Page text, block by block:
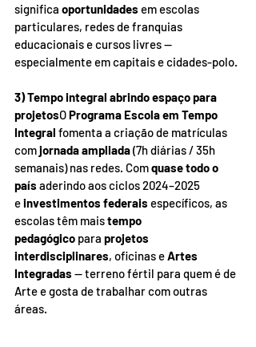
significa oportunidades em escolas
particulares, redes de franquias
educacionais e cursos livres —
especialmente em capitais e cidades-polo.
3) Tempo integral abrindo espaço para
projetosO Programa Escola em Tempo
Integral fomenta a criação de matrículas
com jornada ampliada (7h diárias / 35h
semanais) nas redes. Com quase todo o
país aderindo aos ciclos 2024–2025
e investimentos federais específicos, as
escolas têm mais tempo
pedagógico para projetos
interdisciplinares, oficinas e Artes
Integradas — terreno fértil para quem é de
Arte e gosta de trabalhar com outras
áreas.